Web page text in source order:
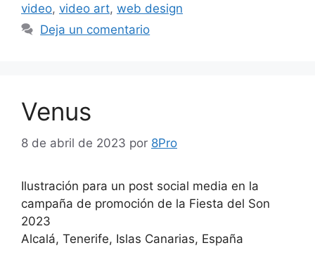
video, video art, web design
Deja un comentario
Venus
8 de abril de 2023 por 8Pro
Ilustración para un post social media en la
campaña de promoción de la Fiesta del Son
2023
Alcalá, Tenerife, Islas Canarias, España